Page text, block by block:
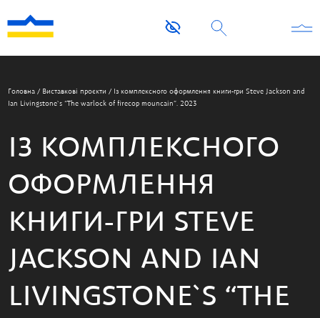
Головна / Виставкові проєкти / Із комплексного оформлення книги-гри Steve Jackson and
Ian Livingstone`s “The warlock of firecop mouncain”. 2023
ІЗ КОМПЛЕКСНОГО
ОФОРМЛЕННЯ
КНИГИ-ГРИ STEVE
JACKSON AND IAN
LIVINGSTONE`S “THE